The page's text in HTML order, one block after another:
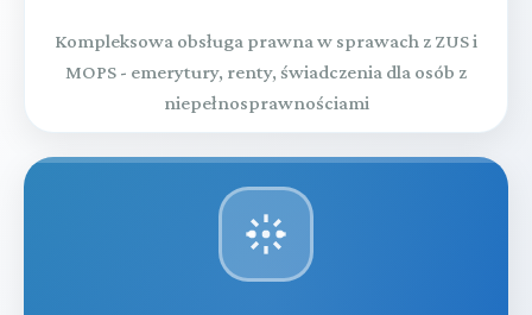
Kompleksowa obsługa prawna w sprawach z ZUS i
MOPS - emerytury, renty, świadczenia dla osób z
niepełnosprawnościami